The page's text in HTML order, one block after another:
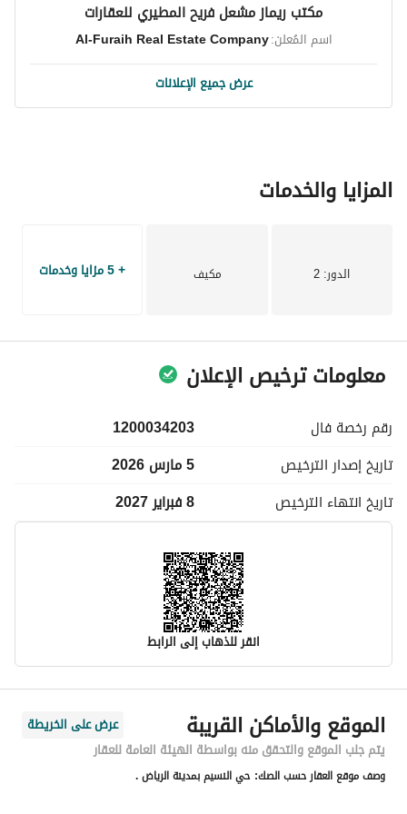
موعد للعرض!مكتب ريماز مشعل فريح المطيري للعقارات
اسم المُعلن:Al-Furaih Real Estate Company
عرض جميع الإعلانات
المزايا والخدمات
الدور: 2 مكيف + 5 مزايا وخدمات
معلومات ترخيص الإعلان
رقم رخصة فال
1200034203
تاريخ إصدار الترخيص
5 مارس 2026
تاريخ انتهاء الترخيص 8 فبراير 2027
انقر للذهاب إلى الرابط
معلومات مسؤول الإعلان
اسم المسؤول
ريماز مشعل فريح المطيري
رقم المسؤول
0594100564
الموقع والأماكن القريبة
عرض على الخريطة
يتم جلب الموقع والتحقق منه بواسطة الهيئة العامة للعقار
وصف موقع العقار حسب الصك: حي النسيم بمدينة الرياض .